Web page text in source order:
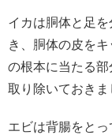
イカは胴体と足
き、胴体の皮を
の根本に当たる
取り除いておきま
エビは背腸をと